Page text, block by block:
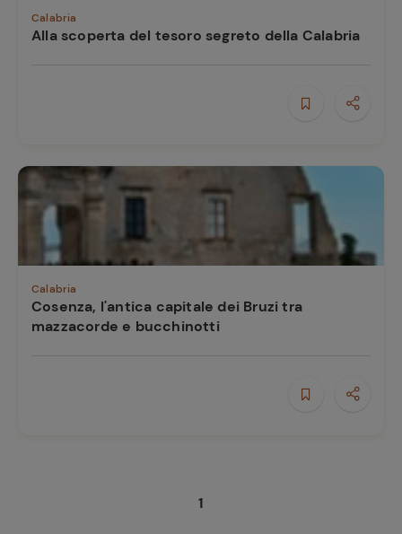
Calabria
Alla scoperta del tesoro segreto della Calabria
Calabria
Cosenza, l'antica capitale dei Bruzi tra
mazzacorde e bucchinotti
1